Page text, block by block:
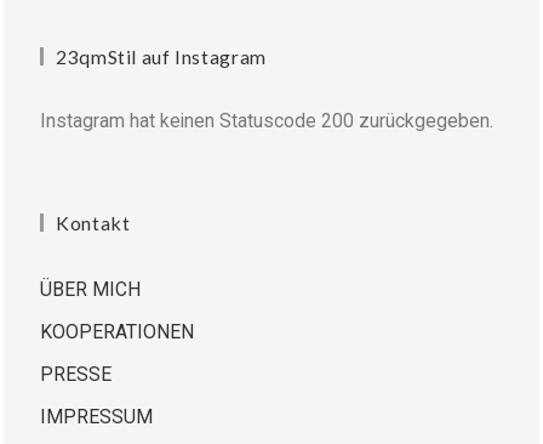
23qmStil auf Instagram
Instagram hat keinen Statuscode 200 zurückgegeben.
Kontakt
ÜBER MICH
KOOPERATIONEN
PRESSE
IMPRESSUM